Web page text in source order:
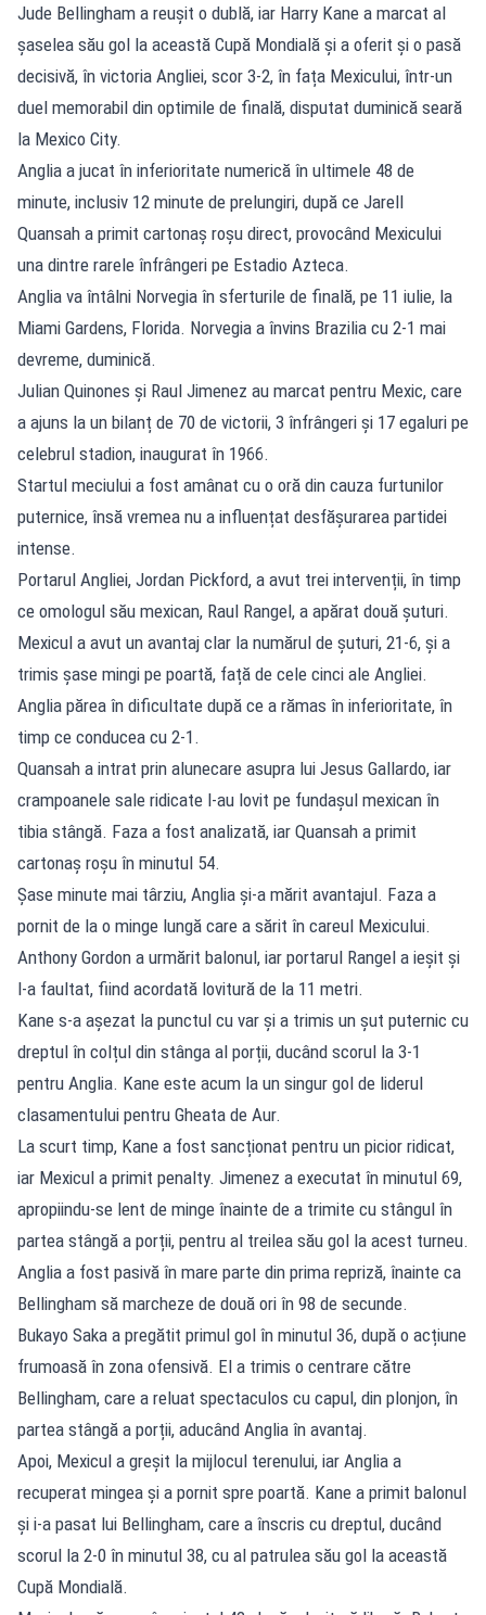
Jude Bellingham a reușit o dublă, iar Harry Kane a marcat al
șaselea său gol la această Cupă Mondială și a oferit și o pasă
decisivă, în victoria Angliei, scor 3-2, în fața Mexicului, într-un
duel memorabil din optimile de finală, disputat duminică seară
la Mexico City.
Anglia a jucat în inferioritate numerică în ultimele 48 de
minute, inclusiv 12 minute de prelungiri, după ce Jarell
Quansah a primit cartonaș roșu direct, provocând Mexicului
una dintre rarele înfrângeri pe Estadio Azteca.
Anglia va întâlni Norvegia în sferturile de finală, pe 11 iulie, la
Miami Gardens, Florida. Norvegia a învins Brazilia cu 2-1 mai
devreme, duminică.
Julian Quinones și Raul Jimenez au marcat pentru Mexic, care
a ajuns la un bilanț de 70 de victorii, 3 înfrângeri și 17 egaluri pe
celebrul stadion, inaugurat în 1966.
Startul meciului a fost amânat cu o oră din cauza furtunilor
puternice, însă vremea nu a influențat desfășurarea partidei
intense.
Portarul Angliei, Jordan Pickford, a avut trei intervenții, în timp
ce omologul său mexican, Raul Rangel, a apărat două șuturi.
Mexicul a avut un avantaj clar la numărul de șuturi, 21-6, și a
trimis șase mingi pe poartă, față de cele cinci ale Angliei.
Anglia părea în dificultate după ce a rămas în inferioritate, în
timp ce conducea cu 2-1.
Quansah a intrat prin alunecare asupra lui Jesus Gallardo, iar
crampoanele sale ridicate l-au lovit pe fundașul mexican în
tibia stângă. Faza a fost analizată, iar Quansah a primit
cartonaș roșu în minutul 54.
Șase minute mai târziu, Anglia și-a mărit avantajul. Faza a
pornit de la o minge lungă care a sărit în careul Mexicului.
Anthony Gordon a urmărit balonul, iar portarul Rangel a ieșit și
l-a faultat, fiind acordată lovitură de la 11 metri.
Kane s-a așezat la punctul cu var și a trimis un șut puternic cu
dreptul în colțul din stânga al porții, ducând scorul la 3-1
pentru Anglia. Kane este acum la un singur gol de liderul
clasamentului pentru Gheata de Aur.
La scurt timp, Kane a fost sancționat pentru un picior ridicat,
iar Mexicul a primit penalty. Jimenez a executat în minutul 69,
apropiindu-se lent de minge înainte de a trimite cu stângul în
partea stângă a porții, pentru al treilea său gol la acest turneu.
Anglia a fost pasivă în mare parte din prima repriză, înainte ca
Bellingham să marcheze de două ori în 98 de secunde.
Bukayo Saka a pregătit primul gol în minutul 36, după o acțiune
frumoasă în zona ofensivă. El a trimis o centrare către
Bellingham, care a reluat spectaculos cu capul, din plonjon, în
partea stângă a porții, aducând Anglia în avantaj.
Apoi, Mexicul a greșit la mijlocul terenului, iar Anglia a
recuperat mingea și a pornit spre poartă. Kane a primit balonul
și i-a pasat lui Bellingham, care a înscris cu dreptul, ducând
scorul la 2-0 în minutul 38, cu al patrulea său gol la această
Cupă Mondială.